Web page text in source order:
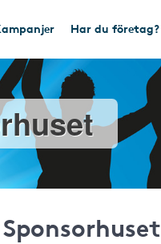
Har du företag?